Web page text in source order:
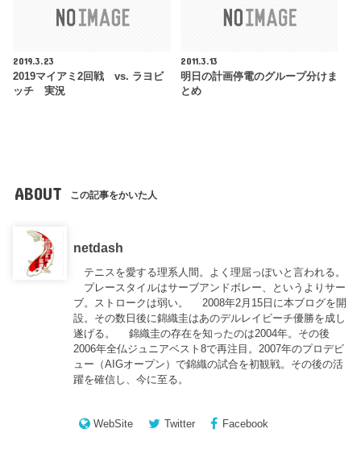
2019.3.23
2019マイアミ2回戦 vs. ラヨビ
ッチ 実況
2011.3.13
明日の計画停電のグループ分けま
とめ
ABOUT この記事をかいた人
netdash
テニスを愛する理系人間。よく理屈っぽいと言われる。
プレースタイルはサーブアンドボレー、というよりサー
ブ。ストロークは弱い。 2008年2月15日に本ブログを開
設。その数日後に錦織圭はあのデルレイビーチ優勝を成し
遂げる。 錦織圭の存在を知ったのは2004年。その後
2006年全仏ジュニアベスト8で再注目。2007年のプロデビ
ュー（AIGオープン）で錦織の試合を初観戦。その後の活
躍を確信し、今に至る。
WebSite Twitter Facebook